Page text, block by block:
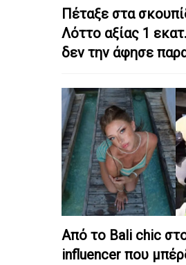
Πέταξε στα
Λόττο αξίας 1
δεν την άφησε
Από το Bali chic
influencer που